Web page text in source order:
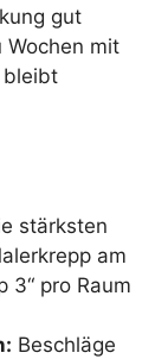
gut
mit
bleibt
stärksten
am
3“ pro Raum
Beschläge